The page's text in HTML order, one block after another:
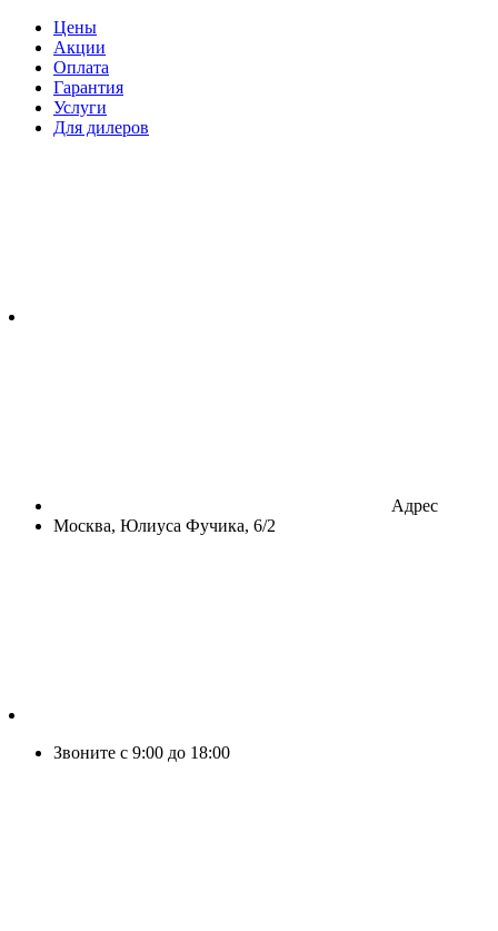
Цены
Акции
Оплата
Гарантия
Услуги
Для дилеров
Адрес
Москва, Юлиуса Фучика, 6/2
Звоните с 9:00 до 18:00